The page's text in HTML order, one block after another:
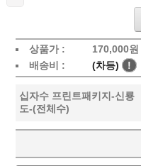
상품가 : 170,000원
배송비 : (차등) !
십자수 프린트패키지-신룡
도-(전체수)